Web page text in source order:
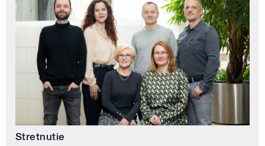
Stretnutie